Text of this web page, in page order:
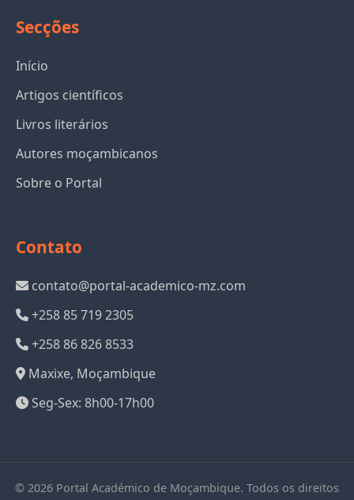
Secções
Início
Artigos científicos
Livros literários
Autores moçambicanos
Sobre o Portal
Contato
contato@portal-academico-mz.com
+258 85 719 2305
+258 86 826 8533
Maxixe, Moçambique
Seg-Sex: 8h00-17h00
© 2026 Portal Académico de Moçambique. Todos os direitos